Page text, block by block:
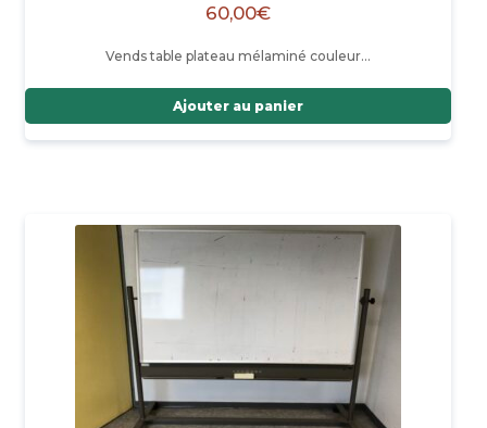
60,00€
Vends table plateau mélaminé couleur…
Ajouter au panier